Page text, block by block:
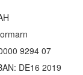
9294 07
DE16 2019